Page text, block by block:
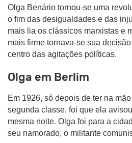
Olga Benário tornou-se uma
o fim das desigualdades e das
mais lia os clássicos marxistas e
mais firme tornava-se sua
centro das agitações políticas.
Olga em Berlim
Em 1926, só depois de ter na
segunda classe, foi que ela
mesma noite. Olga foi para a
seu namorado, o militante